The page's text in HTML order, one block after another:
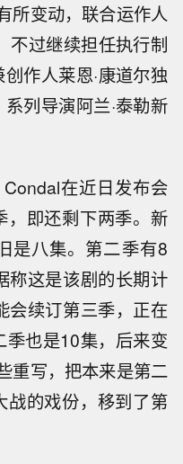
所变动，联合运作人
不过继续担任执行制
作人莱恩·康道尔独
列导演阿兰·泰勒新
在近日发布会
，即还剩下两季。新
是八集。第二季有8
称这是该剧的长期计
会续订第三季，正在
也是10集，后来变
重写，把本来是第二
战的戏份，移到了第